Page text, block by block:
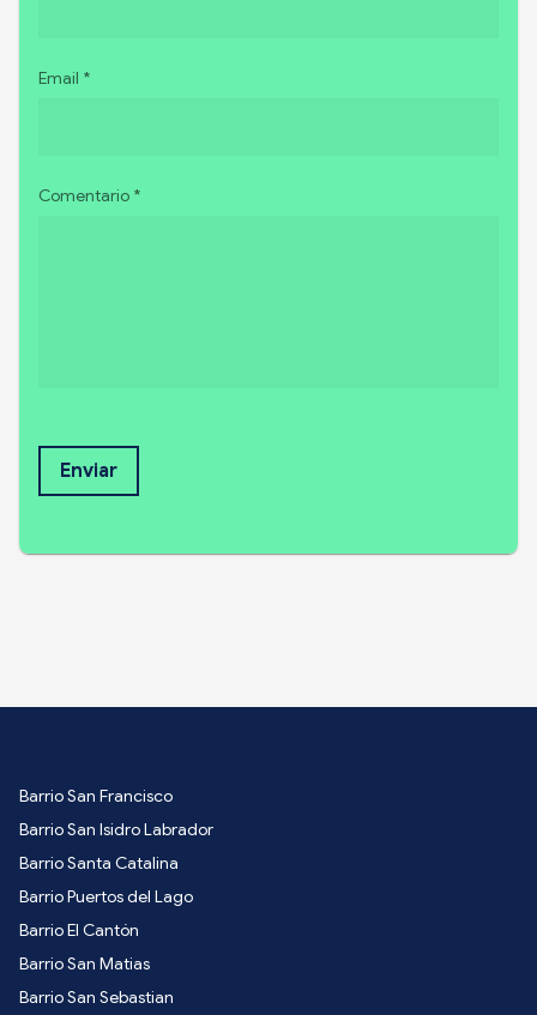
Email *
Comentario *
Enviar
Barrio San Francisco
Barrio San Isidro Labrador
Barrio Santa Catalina
Barrio Puertos del Lago
Barrio El Cantón
Barrio San Matias
Barrio San Sebastian